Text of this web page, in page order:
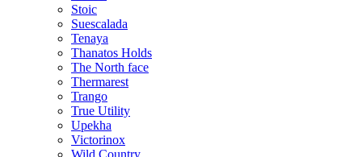
Stoic
Suescalada
Tenaya
Thanatos Holds
The North face
Thermarest
Trango
True Utility
Upekha
Victorinox